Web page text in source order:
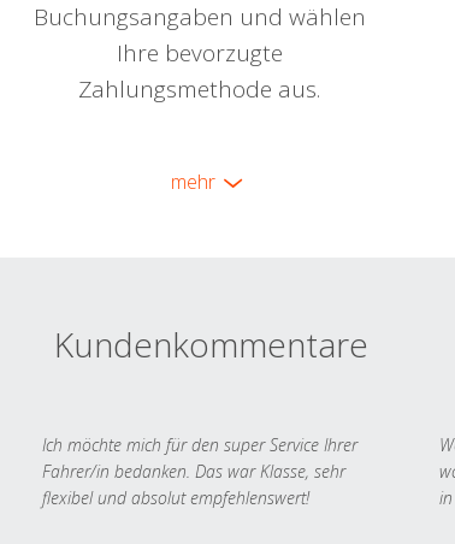
Buchungsangaben und wählen
Ihre bevorzugte
Zahlungsmethode aus.
mehr
Kundenkommentare
Ich möchte mich für den super Service Ihrer
Fahrer/in bedanken. Das war Klasse, sehr
flexibel und absolut empfehlenswert!